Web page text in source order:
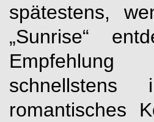
spätestens,
„Sunrise“
romantisches